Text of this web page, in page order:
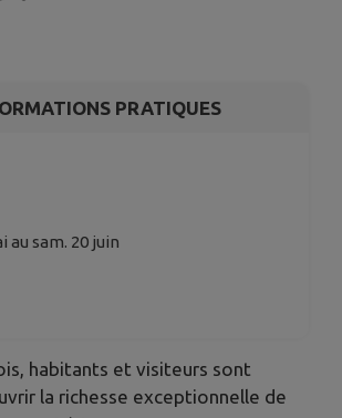
PRATIQUES
au sam. 20 juin
habitants et visiteurs sont
la richesse exceptionnelle de